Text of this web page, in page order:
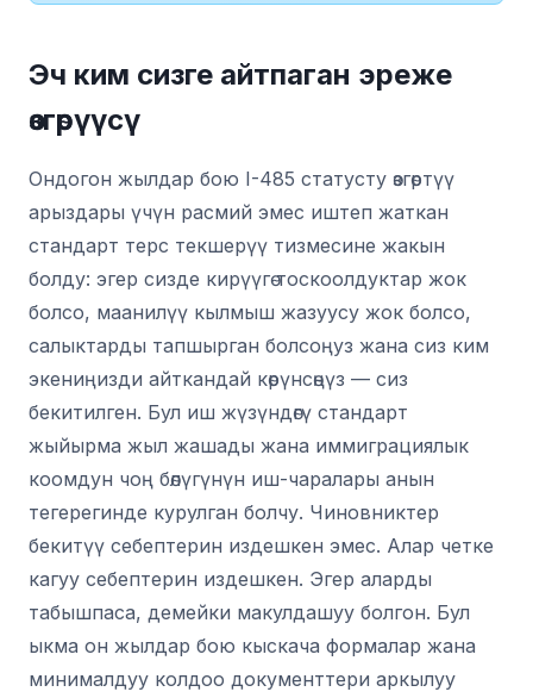
Эч ким сизге айтпаган эреже
өзгөрүүсү
Ондогон жылдар бою I-485 статусту өзгөртүү
арыздары үчүн расмий эмес иштеп жаткан
стандарт терс текшерүү тизмесине жакын
болду: эгер сизде кирүүгө тоскоолдуктар жок
болсо, маанилүү кылмыш жазуусу жок болсо,
салыктарды тапшырган болсоңуз жана сиз ким
экениңизди айткандай көрүнсөңүз — сиз
бекитилген. Бул иш жүзүндөгү стандарт
жыйырма жыл жашады жана иммиграциялык
коомдун чоң бөлүгүнүн иш-чаралары анын
тегерегинде курулган болчу. Чиновниктер
бекитүү себептерин издешкен эмес. Алар четке
кагуу себептерин издешкен. Эгер аларды
табышпаса, демейки макулдашуу болгон. Бул
ыкма он жылдар бою кыскача формалар жана
минималдуу колдоо документтери аркылуу